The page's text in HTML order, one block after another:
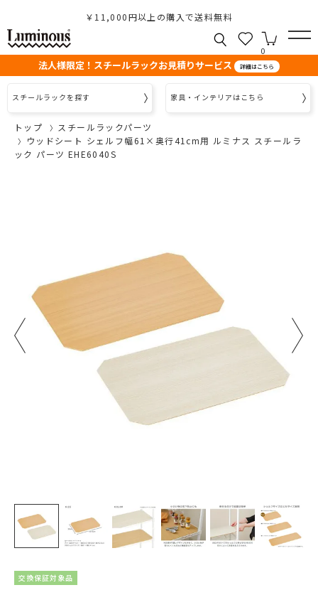
￥11,000円以上の購入で送料無料
0
法人様限定！スチールラックお見積りサービス 詳細はこちら
スチールラックを探す 家具・インテリアはこちら
トップ
スチールラックパーツ
ウッドシート シェルフ幅61×奥行41cm用 ルミナス スチールラ
ック パーツ EHE6040S
交換保証対象品